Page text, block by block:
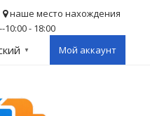
наше место нахождения
- 18:00
▼ Мой аккаунт